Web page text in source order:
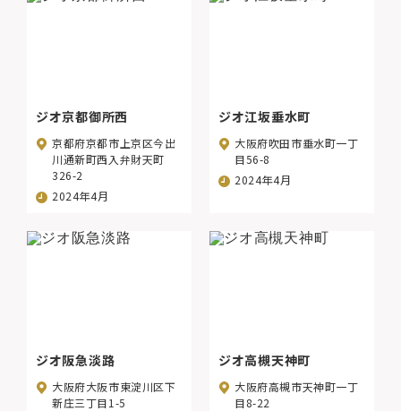
ジオ京都御所西
京都府京都市上京区今出
川通新町西入弁財天町
326-2
2024年4月
ジオ江坂垂水町
大阪府吹田市垂水町一丁
目56-8
2024年4月
ジオ阪急淡路
大阪府大阪市東淀川区下
新庄三丁目1-5
ジオ高槻天神町
大阪府高槻市天神町一丁
目8-22